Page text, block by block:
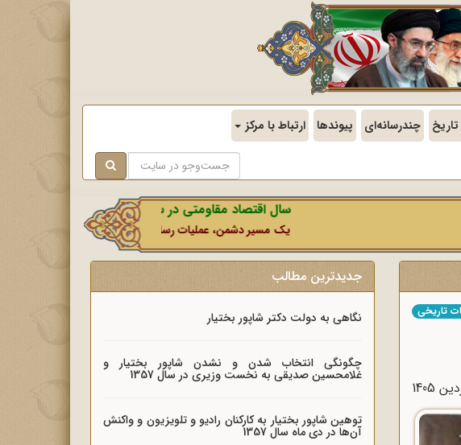
چندرسانه‌ای پیوندها ارتباط با مرکز
سال اقتصاد مقاومتی در سایه وحدت ملی و امنیت ملی.
یک مسیر دشمن، عملیات رسانه‌ای او است که در این ایام بطور
تاریخی
جدیدترین مطالب
نگاهی به دولت دکتر شاپور بختیار
چگونگی انتخاب شدن و نشدن شاپور بختیار و
غلامحسین صدیقی به نخست وزیری در سال 1357
توهین شاپور بختیار به کارکنان رادیو و تلویزیون و واکنش
آن‌ها در دی ماه سال 1357